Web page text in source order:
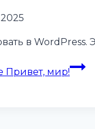
в WordPress.
Привет, мир!